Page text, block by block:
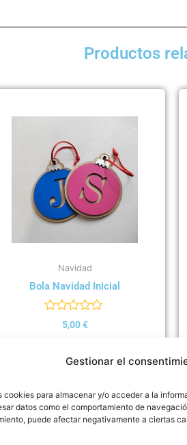
Gestionar el
para almacenar y/o acceder a la
datos como el comportamiento de
puede afectar negativamente a ciertas
Productos
Navidad
Bola Navidad Inicial
Valorado
5,00€